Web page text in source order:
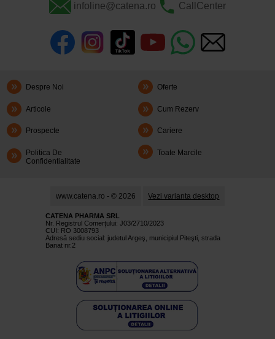
infoline@catena.ro CallCenter
Despre Noi Oferte
Articole Cum Rezerv
Prospecte Cariere
Politica De
Confidentialitate
Toate Marcile
www.catena.ro - © 2026 Vezi varianta desktop
CATENA PHARMA SRL
Nr. Registrul Comerţului: J03/2710/2023
CUI: RO 3008793
Adresă sediu social: judetul Argeş, municipiul Piteşti, strada
Banat nr.2